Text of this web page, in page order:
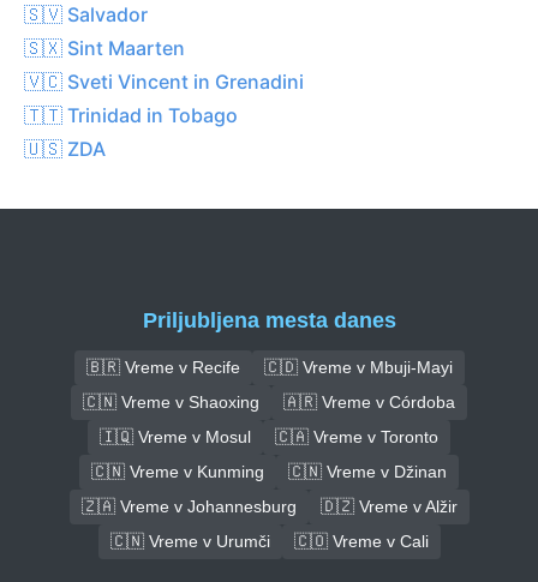
🇸🇻 Salvador
🇸🇽 Sint Maarten
🇻🇨 Sveti Vincent in Grenadini
🇹🇹 Trinidad in Tobago
🇺🇸 ZDA
Priljubljena mesta danes
🇧🇷 Vreme v Recife
🇨🇩 Vreme v Mbuji-Mayi
🇨🇳 Vreme v Shaoxing
🇦🇷 Vreme v Córdoba
🇮🇶 Vreme v Mosul
🇨🇦 Vreme v Toronto
🇨🇳 Vreme v Kunming
🇨🇳 Vreme v Džinan
🇿🇦 Vreme v Johannesburg
🇩🇿 Vreme v Alžir
🇨🇳 Vreme v Urumči
🇨🇴 Vreme v Cali